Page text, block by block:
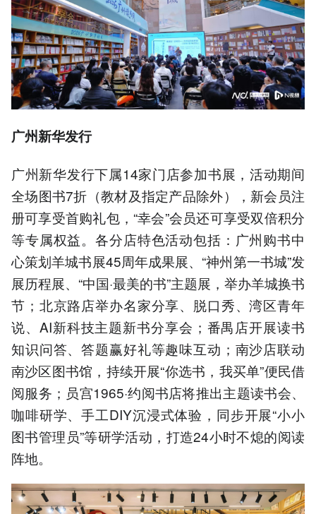
广州新华发行
广州新华发行下属14家门店参加书展，活动期间
全场图书7折（教材及指定产品除外），新会员注
册可享受首购礼包，“幸会”会员还可享受双倍积分
等专属权益。各分店特色活动包括：广州购书中
心策划羊城书展45周年成果展、“神州第一书城”发
展历程展、“中国·最美的书”主题展，举办羊城换书
节；北京路店举办名家分享、脱口秀、湾区青年
说、AI新科技主题新书分享会；番禺店开展读书
知识问答、答题赢好礼等趣味互动；南沙店联动
南沙区图书馆，持续开展“你选书，我买单”便民借
阅服务；员宫1965·约阅书店将推出主题读书会、
咖啡研学、手工DIY沉浸式体验，同步开展“小小
图书管理员”等研学活动，打造24小时不熄的阅读
阵地。